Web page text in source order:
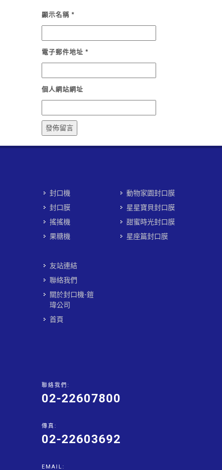
顯示名稱 *
電子郵件地址 *
個人網站網址
封口機
封口膜
搖搖機
果糖機
動物家園封口膜
星星寶貝封口膜
甜蜜時光封口膜
星座篇封口膜
友站連結
聯絡我們
關於封口機-鎧
瑋公司
首頁
聯絡我們:
02-22607800
傳真:
02-22603692
EMAIL: